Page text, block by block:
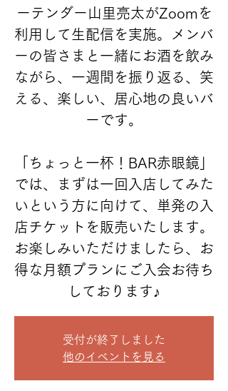
ーテンダー山里亮太がZoomを
利用して生配信を実施。メンバ
ーの皆さまと一緒にお酒を飲み
ながら、一週間を振り返る、笑
える、楽しい、居心地の良いバ
ーです。
「ちょっと一杯！BAR赤眼鏡」
では、まずは一回入店してみた
いという方に向けて、単発の入
店チケットを販売いたします。
お楽しみいただけましたら、お
得な月額プランにご入会お待ち
しております♪
受付が終了しました
他のイベントを見る